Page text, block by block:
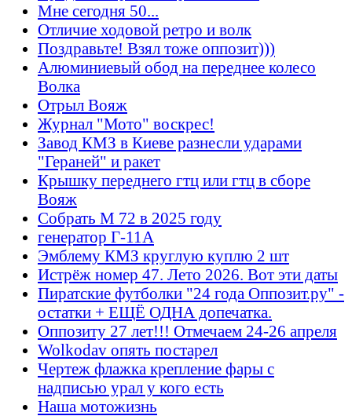
Мне сегодня 50...
Отличие ходовой ретро и волк
Поздравьте! Взял тоже оппозит)))
Алюминиевый обод на переднее колесо
Волка
Отрыл Вояж
Журнал "Мото" воскрес!
Завод КМЗ в Киеве разнесли ударами
"Гераней" и ракет
Крышку переднего гтц или гтц в сборе
Вояж
Собрать М 72 в 2025 году
генератор Г-11А
Эмблему КМЗ круглую куплю 2 шт
Истрёж номер 47. Лето 2026. Вот эти даты
Пиратские футболки "24 года Оппозит.ру" -
остатки + ЕЩЁ ОДНА допечатка.
Оппозиту 27 лет!!! Отмечаем 24-26 апреля
Wolkodav опять постарел
Чертеж флажка крепление фары с
надписью урал у кого есть
Наша мотожизнь